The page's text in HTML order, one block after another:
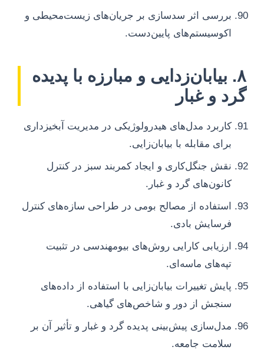
بررسی اثر سدسازی بر جریان‌های زیست‌محیطی و
اکوسیستم‌های پایین‌دست.
۸. بیابان‌زدایی و مبارزه با پدیده
گرد و غبار
کاربرد مدل‌های هیدرولوژیکی در مدیریت آبخیزداری
برای مقابله با بیابان‌زایی.
نقش جنگل‌کاری و ایجاد کمربند سبز در کنترل
کانون‌های گرد و غبار.
استفاده از مصالح بومی در طراحی سازه‌های کنترل
فرسایش بادی.
ارزیابی کارایی روش‌های بیومهندسی در تثبیت
تپه‌های ماسه‌ای.
پایش تغییرات بیابان‌زایی با استفاده از داده‌های
سنجش از دور و شاخص‌های گیاهی.
مدل‌سازی پیش‌بینی پدیده گرد و غبار و تأثیر آن بر
سلامت جامعه.